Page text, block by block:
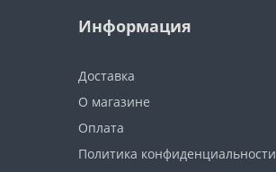
Информация
Доставка
О магазине
Оплата
Политика конфиденциальности